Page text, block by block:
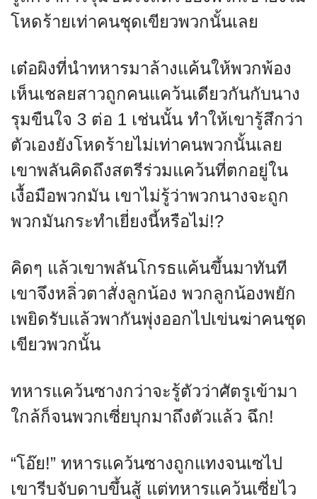
โหดร้ายเท่าคนชุดเขียวพวกนั้นเลย
เต๋อผิงที่นำทหารมาล้างแค้นให้พวกพ้อง
เห็นเชลยสาวถูกคนแคว้นเดียวกันกับนาง
รุมขืนใจ 3 ต่อ 1 เช่นนั้น ทำให้เขารู้สึกว่า
ตัวเองยังโหดร้ายไม่เท่าคนพวกนั้นเลย
เขาพลันคิดถึงสตรีร่วมแคว้นที่ตกอยู่ใน
เงื้อมือพวกมัน เขาไม่รู้ว่าพวกนางจะถูก
พวกมันกระทำเยี่ยงนี้หรือไม่!?
คิดๆ แล้วเขาพลันโกรธแค้นขึ้นมาทันที
เขาจึงหลิ่วตาสั่งลูกน้อง พวกลูกน้องพยัก
เพยิดรับแล้วพากันพุ่งออกไปเข่นฆ่าคนชุด
เขียวพวกนั้น
ทหารแคว้นซางกว่าจะรู้ตัวว่าศัตรูเข้ามา
ใกล้ก็จนพวกเซี่ยบุกมาถึงตัวแล้ว ฉึก!
“โอ๊ย!” ทหารแคว้นซางถูกแทงจนเซไป
เขารีบจับดาบขึ้นสู้ แต่ทหารแคว้นเซี่ยไว